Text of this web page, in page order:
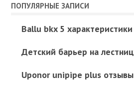
ПОПУЛЯРНЫЕ ЗАПИСИ
Ballu bkx 5 характеристики
Детский барьер на
Uponor unipipe plus отзывы